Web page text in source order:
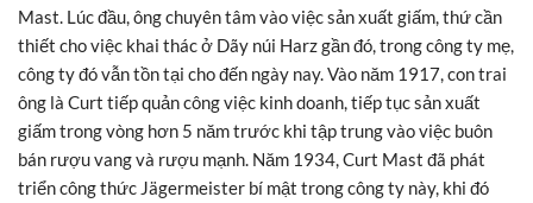
Mast. Lúc đầu, ông chuyên tâm vào việc sản xuất giấm, thứ cần
thiết cho việc khai thác ở Dãy núi Harz gần đó, trong công ty mẹ,
công ty đó vẫn tồn tại cho đến ngày nay. Vào năm 1917, con trai
ông là Curt tiếp quản công việc kinh doanh, tiếp tục sản xuất
giấm trong vòng hơn 5 năm trước khi tập trung vào việc buôn
bán rượu vang và rượu mạnh. Năm 1934, Curt Mast đã phát
triển công thức Jägermeister bí mật trong công ty này, khi đó